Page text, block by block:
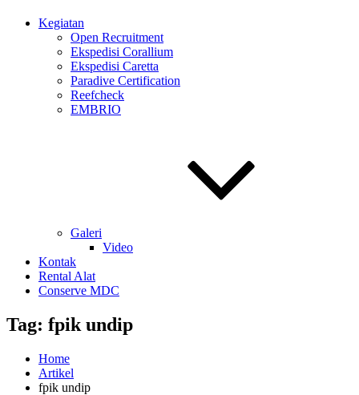
Kegiatan
Open Recruitment
Ekspedisi Corallium
Ekspedisi Caretta
Paradive Certification
Reefcheck
EMBRIO
Galeri
Video
Kontak
Rental Alat
Conserve MDC
Tag: fpik undip
Home
Artikel
fpik undip